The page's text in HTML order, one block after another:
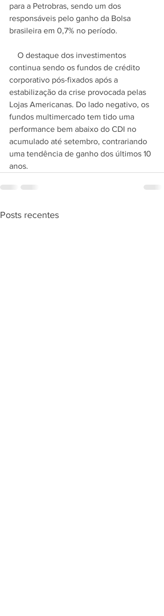
para a Petrobras, sendo um dos
responsáveis pelo ganho da Bolsa
brasileira em 0,7% no período.
continua sendo os fundos de crédito
corporativo pós-fixados após a
estabilização da crise provocada pelas
Lojas Americanas. Do lado negativo, os
fundos multimercado tem tido uma
performance bem abaixo do CDI no
acumulado até setembro, contrariando
uma tendência de ganho dos últimos 10
anos.
Posts recentes